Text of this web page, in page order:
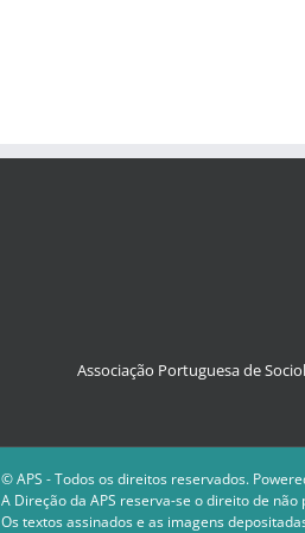
Associação Portuguesa de
© APS - Todos os direitos reservados.
A Direção da APS reserva-se o direito de
Os textos assinados e as imagens